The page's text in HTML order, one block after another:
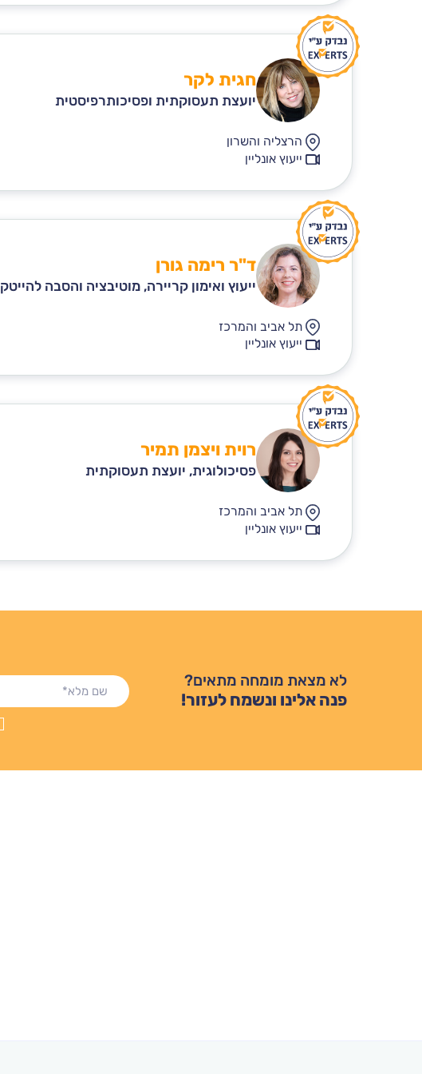
חגית לקר
יועצת תעסוקתית ופסיכותרפיסטית
הרצליה והשרון
ייעוץ אונליין
ד"ר רימה גורן
ייעוץ ואימון קריירה, מוטיבציה והסבה להייטק
תל אביב והמרכז
ייעוץ אונליין
רוית ויצמן תמיר
פסיכולוגית, יועצת תעסוקתית
תל אביב והמרכז
ייעוץ אונליין
לא מצאת מומחה מתאים?
פנה אלינו ונשמח לעזור!
שם
מלא*